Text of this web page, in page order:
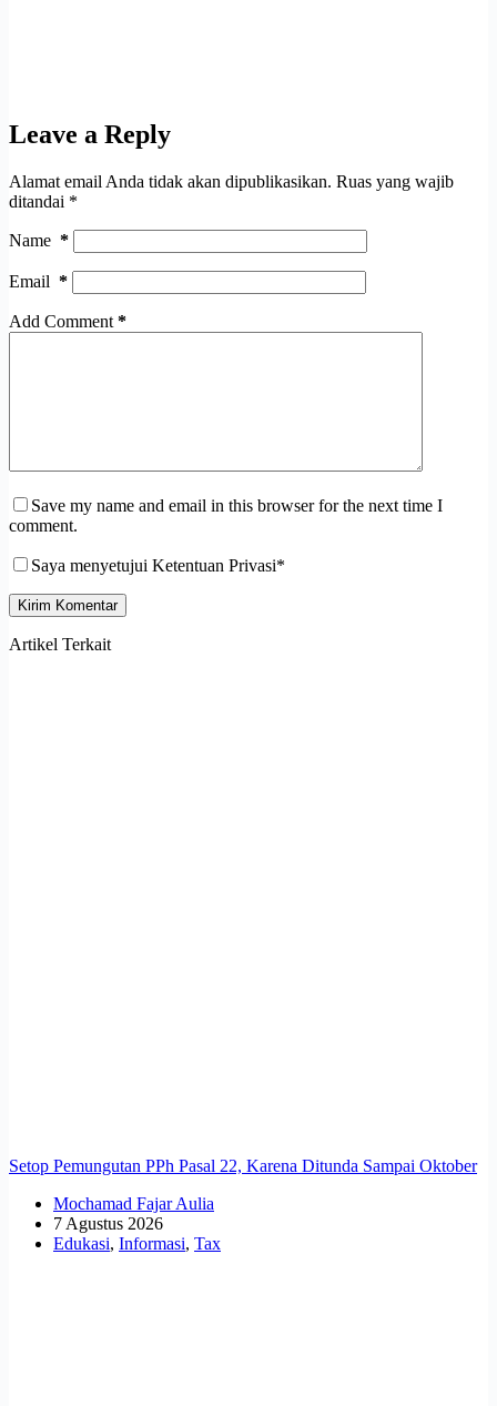
Leave a Reply
Alamat email Anda tidak akan dipublikasikan. Ruas yang wajib
ditandai *
Name *
Email *
Add Comment *
Save my name and email in this browser for the next time I
comment.
Saya menyetujui Ketentuan Privasi*
Kirim Komentar
Artikel Terkait
Setop Pemungutan PPh Pasal 22, Karena Ditunda Sampai Oktober
Mochamad Fajar Aulia
7 Agustus 2026
Edukasi, Informasi, Tax